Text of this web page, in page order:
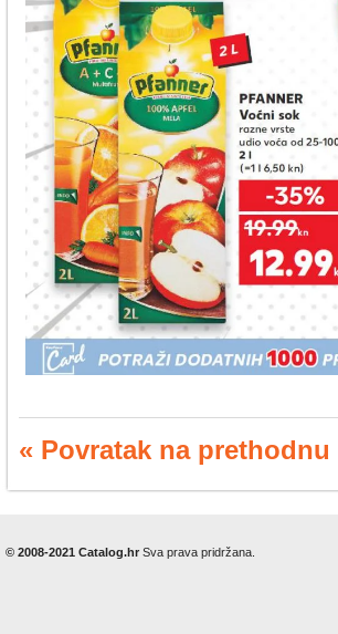
« Povratak na
© 2008-2021 Catalog.hr Sva prava pridržana.